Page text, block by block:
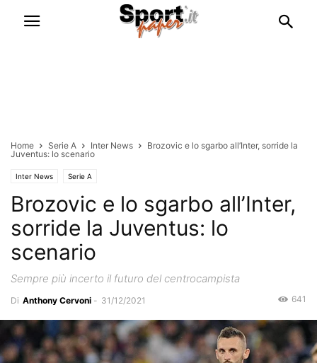
Home Serie A Inter News
Brozovic e lo sgarbo all’Inter, sorride la
Juventus: lo scenario
Inter News Serie A
Brozovic e lo sgarbo all’Inter,
sorride la Juventus: lo
scenario
Sempre più incerto il futuro del centrocampista
Di Anthony Cervoni - 31/12/2021 641